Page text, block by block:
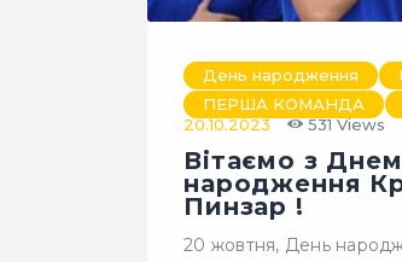
День народження
ПЕРША КОМАНДА
20.10.2023
531 Views
Вітаємо з Днем
народження
Пинзар !
20 жовтня, День